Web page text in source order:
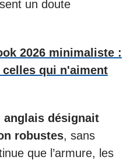
un doute
2026 minimaliste :
qui n'aiment
anglais désignait
robustes, sans
que l’armure, les